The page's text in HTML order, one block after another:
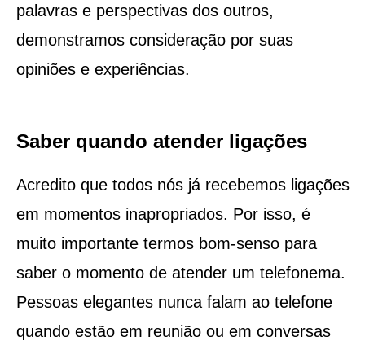
palavras e perspectivas dos outros,
demonstramos consideração por suas
opiniões e experiências.
Saber quando atender ligações
Acredito que todos nós já recebemos ligações
em momentos inapropriados. Por isso, é
muito importante termos bom-senso para
saber o momento de atender um telefonema.
Pessoas elegantes nunca falam ao telefone
quando estão em reunião ou em conversas